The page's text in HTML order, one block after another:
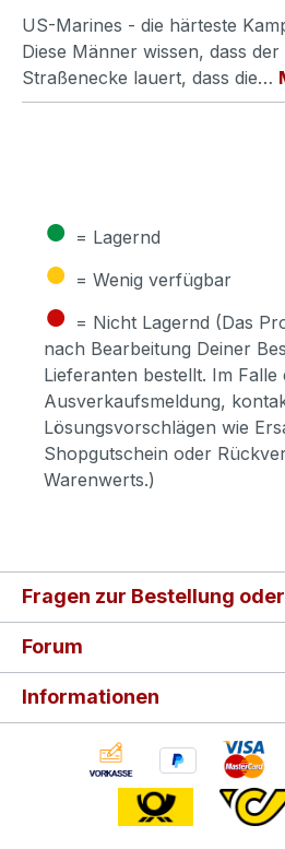
US-Marines - die härteste
Diese Männer wissen, dass
Straßenecke lauert, dass die…
● = Lagernd
● = Wenig verfügbar
● = Nicht Lagernd (Das
nach Bearbeitung Deiner
Lieferanten bestellt. Im Falle
Ausverkaufsmeldung,
Lösungsvorschlägen wie
Shopgutschein oder
Warenwerts.)
Fragen zur Bestellung
Forum
Informationen